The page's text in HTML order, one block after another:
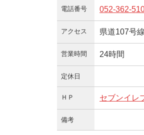
電話番号 052-362-
アクセス 県道107号
営業時間 24時間
定休日
ＨＰ セブンイレ
備考